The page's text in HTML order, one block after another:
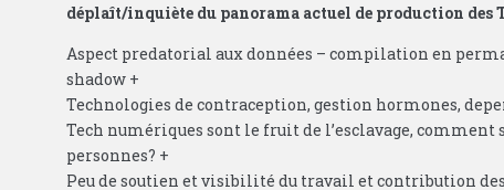
déplaît/inquiète du panorama actuel de production des
Aspect predatorial aux données – compilation en
shadow +
Technologies de contraception, gestion hormones,
Tech numériques sont le fruit de l’esclavage,
personnes? +
Peu de soutien et visibilité du travail et contribution